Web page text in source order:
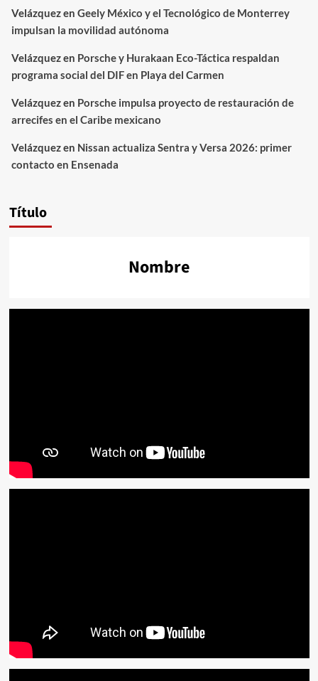
Velázquezen Geely México y el Tecnológico de Monterrey
impulsan la movilidad autónoma
Velázquezen Porsche y Hurakaan Eco-Táctica respaldan
programa social del DIF en Playa del Carmen
Velázquezen Porsche impulsa proyecto de restauración de
arrecifes en el Caribe mexicano
Velázquezen Nissan actualiza Sentra y Versa 2026: primer
contacto en Ensenada
Título
Nombre